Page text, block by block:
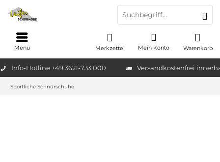
Info-Hotline +49 3621-733 000 Versandkostenfrei
Warenkorb
Merkzettel Mein Konto
Menü
Sportliche Schnürschuhe